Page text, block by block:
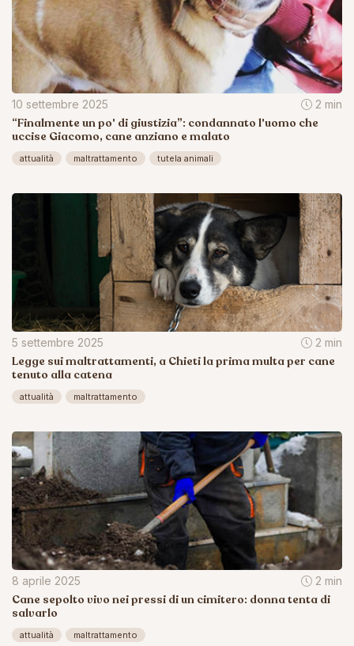
10 settembre 2025 2 min
“Finalmente un po' di giustizia”: condannato l'uomo che
uccise Giacomo, cane anziano e malato
attualità maltrattamento tutela animali
5 settembre 2025 2 min
Legge sui maltrattamenti, a Chieti la prima multa per cane
tenuto alla catena
attualità maltrattamento
8 aprile 2025 2 min
Cane sepolto vivo nei pressi di un cimitero: donna tenta di
salvarlo
attualità maltrattamento